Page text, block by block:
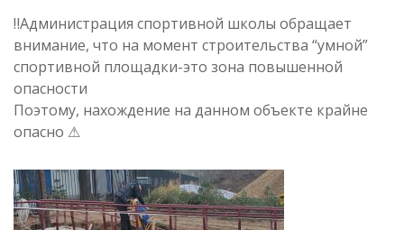
‼Администрация спортивной школы обращает
внимание, что на момент строительства “умной”
спортивной площадки-это зона повышенной
опасности
Поэтому, нахождение на данном объекте крайне
опасно ⚠